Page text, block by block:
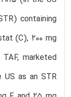
containing
(C), 200 mg
marketed
US as an STR